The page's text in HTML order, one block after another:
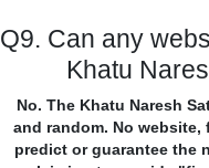
Q9. Can any
Khatu
No. The Khatu Naresh
and random. No
predict or guarantee the